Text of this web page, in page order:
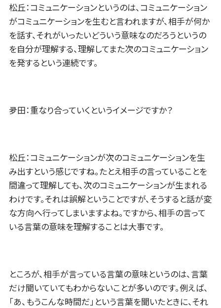
松丘：コミュニケーションというのは、コミュニケーション
がコミュニケーションを生むと言われますが、相手が何か
を話す、それがいったいどういう意味なのだろうというの
を自分が理解する、理解してまた次のコミュニケーション
を発するという連続です。
夛田：重なり合っていくというイメージですか？
松丘：コミュニケーションが次のコミュニケーションを生
み出すという感じですね。たとえ相手の言っていることを
間違って理解しても、次のコミュニケーションが生まれる
わけです。それは誤解ということですが、そうすると話が変
な方向へ行ってしまいますよね。ですから、相手の言って
いる言葉の意味を理解することは大事です。
ところが、相手が言っている言葉の意味というのは、言葉
だけ聞いていてもわからないことが多いのです。例えば、
「あ、もうこんな時間だ」という言葉を聞いたときに、それ